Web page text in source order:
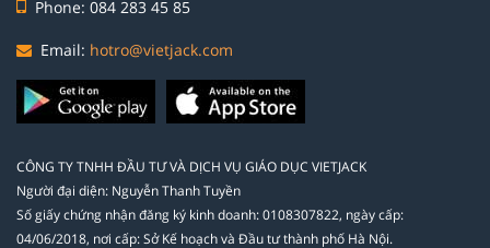
Phone: 084 283 45 85
Email: hotro@vietjack.com
CÔNG TY TNHH ĐẦU TƯ VÀ DỊCH VỤ GIÁO DỤC VIETJACK
Người đại diện: Nguyễn Thanh Tuyền
Số giấy chứng nhận đăng ký kinh doanh: 0108307822, ngày cấp:
04/06/2018, nơi cấp: Sở Kế hoạch và Đầu tư thành phố Hà Nội.